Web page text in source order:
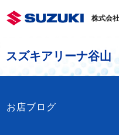
株式会
スズキアリーナ谷山
お店ブログ